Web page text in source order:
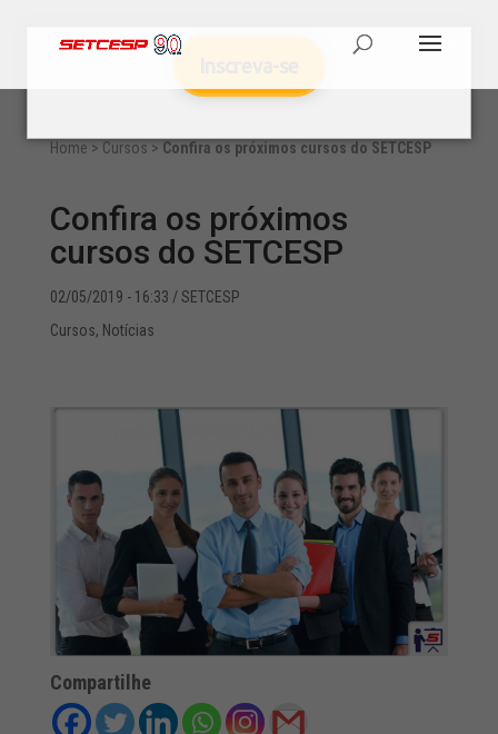
Home > Cursos > Confira os próximos cursos do SETCESP
Confira os próximos
cursos do SETCESP
02/05/2019 - 16:33 / SETCESP
Cursos, Notícias
Compartilhe